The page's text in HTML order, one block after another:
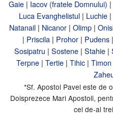
Gaie | Iacov (fratele Domnului) |
Luca Evanghelistul| Luchie|
Natanail | Nicanor | Olimp |
| Priscila| Prohor| Pudens|
Sosipatru | Sostene| Stahie|
Terpne| Tertie| Tihic| Timon
*Sf. Apostol Pavel este de
Doisprezece Mari Apostoli,
cel de-al